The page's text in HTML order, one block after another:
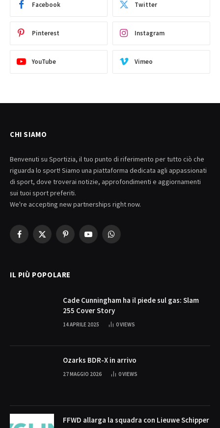
Facebook Twitter
Pinterest Instagram
YouTube Vimeo
CHI SIAMO
Benvenuti su Sportizia, il tuo punto di riferimento per tutto ciò che
riguarda lo sport! Siamo una piattaforma dedicata agli appassionati
di sport, dove troverai notizie, approfondimenti e aggiornamenti
sui tuoi sport preferiti.
We're accepting new partnerships right now.
Facebook
X
PinterestYouTubeWhatsApp
IL PIÙ POPOLARE
Cade Cunningham ha il piede sul gas: Slam
255 Cover Story
14 APRILE 2025 0VIEWS
Ozarks BDR-X in arrivo
27 MAGGIO 2026 0VIEWS
FFWD allarga la squadra con Lieuwe Schipper